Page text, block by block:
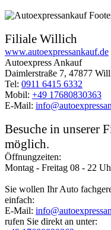
Filiale Willich
www.autoexpressankauf.de
Autoexpress Ankauf
Daimlerstraße 7, 47877
Tel: 0911 6415 6332
Mobil: +49 17680830363
E-Mail:
Besuche in unserer
möglich.
Öffnungzeiten:
Montag - Freitag 08 - 22
Sie wollen Ihr Auto
einfach:
E-Mail:
rufen Sie direkt an unter: